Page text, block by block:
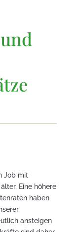
Job mit
Eine höhere
haben
ansteigen